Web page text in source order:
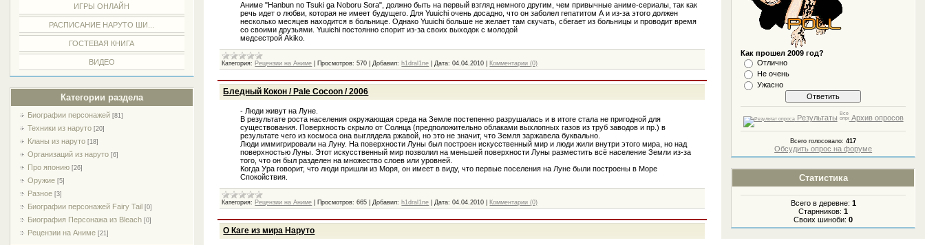
ИГРЫ ОНЛАЙН
РАСПИСАНИЕ НАРУТО ШИ...
ГОСТЕВАЯ КНИГА
ВИДЕО
Категории раздела
Биографии персонажей [81]
Техники из наруто [20]
Кланы из наруто [18]
Организаций из наруто [6]
Про японию [26]
Оружие [5]
Разное [3]
Биографии персонажей Fairy Tail [0]
Биография Персонажа из Bleach [0]
Рецензии на Аниме [21]
Как прошел 2009 год?
Отлично
Не очень
Ужасно
Результаты Архив опросов
Всего голосовало:417
Обсудить опрос на форуме
Статистика
Всего в деревне: 1
Старнников:1
Своих шиноби:0
Аниме "Hanbun no Tsuki ga Noboru Sora", должно быть на первый взгляд немного другим, чем привычные аниме-сериалы, так как
речь идет о любви, которая не имеет будущего. Для Yuuichi очень досадно, что он заболел гепатитом А и из-за этого должен
несколько месяцев находится в больнице. Однако Yuuichi больше не желает там скучать, сбегает из больницы и проводит время
со своими друзьями. Yuuichi постоянно спорит из-за своих выходок с молодой
медсестрой Akiko.
Категория: Рецензии на Аниме Просмотров: 570 |Добавил: h1dral1ne |Дата: 04.04.2010 Комментарии (0)
Бледный Кокон / Pale Cocoon / 2006
- Люди живут на Луне.
В результате роста населения окружающая среда на Земле постепенно разрушалась и в итоге стала не пригодной для
существования. Поверхность скрыло от Солнца (предположительно облаками выхлопных газов из труб заводов и пр.) в
результате чего из космоса она выглядела ржавой, но это не значит, что Земля заржавела буквально.
Люди иммигрировали на Луну. На поверхности Луны был построен искусственный мир и люди жили внутри этого мира, но над
поверхностью Луны. Этот искусственный мир позволил на меньшей поверхности Луны разместить всё население Земли из-за
того, что он был разделен на множество слоев или уровней.
Когда Ура говорит, что люди пришли из Моря, он имеет в виду, что первые поселения на Луне были построены в Море
Спокойствия.
Категория: Рецензии на Аниме Просмотров: 665 |Добавил: h1dral1ne |Дата: 04.04.2010 Комментарии (0)
О Каге из мира Наруто